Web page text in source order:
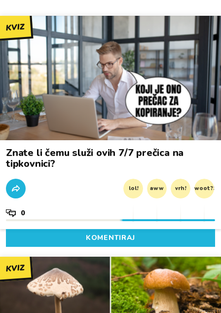
KVIZ
Znate li čemu služi ovih 7/7 prečica na
tipkovnici?
lol! aww vrh! woot?!
0
KOMENTIRAJ
KVIZ